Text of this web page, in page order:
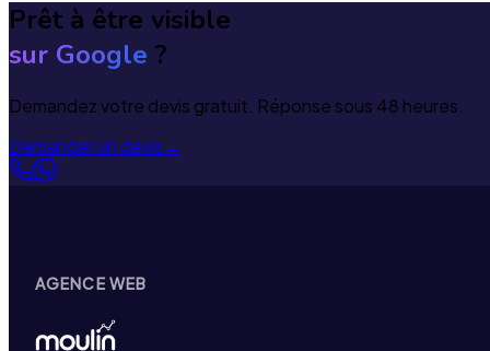
Prêt à être visible
sur Google ?
Demandez votre devis gratuit. Réponse sous 48 heures.
Demander un devis→
AGENCE WEB